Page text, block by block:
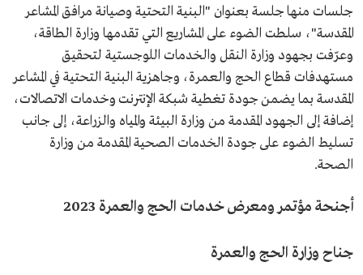
جلسات منها جلسة بعنوان "البنية التحتية وصيانة مرافق المشاعر
المقدسة"، سلطت الضوء على المشاريع التي تقدمها وزارة الطاقة،
وعرّفت بجهود وزارة النقل والخدمات اللوجستية لتحقيق
مستهدفات قطاع الحج والعمرة، وجاهزية البنية التحتية في المشاعر
المقدسة بما يضمن جودة تغطية شبكة الإنترنت وخدمات الاتصالات،
إضافة إلى الجهود المقدمة من وزارة البيئة والمياه والزراعة، إلى جانب
تسليط الضوء على جودة الخدمات الصحية المقدمة من وزارة
الصحة.
أجنحة مؤتمر ومعرض خدمات الحج والعمرة 2023
جناح وزارة الحج والعمرة